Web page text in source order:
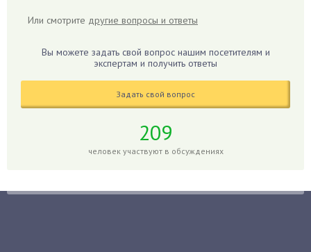
Гиппеаструм
Годжи
Голубика
Или смотрите другие вопросы и ответы
Вы можете задать свой вопрос нашим посетителям и
экспертам и получить ответы
Задать свой вопрос
209
человек участвуют в обсуждениях